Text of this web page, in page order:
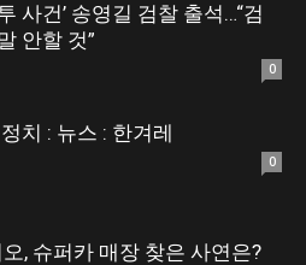
사건’ 송영길 검찰 출석…“검
안할 것”
0
치 : 뉴스 : 한겨레
0
, 슈퍼카 매장 찾은 사연은?